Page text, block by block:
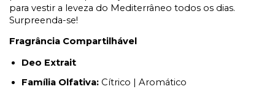
para vestir a leveza do Mediterrâneo todos os dias.
Surpreenda-se!
Fragrância Compartilhável
Deo Extrait
Família Olfativa: Cítrico | Aromático